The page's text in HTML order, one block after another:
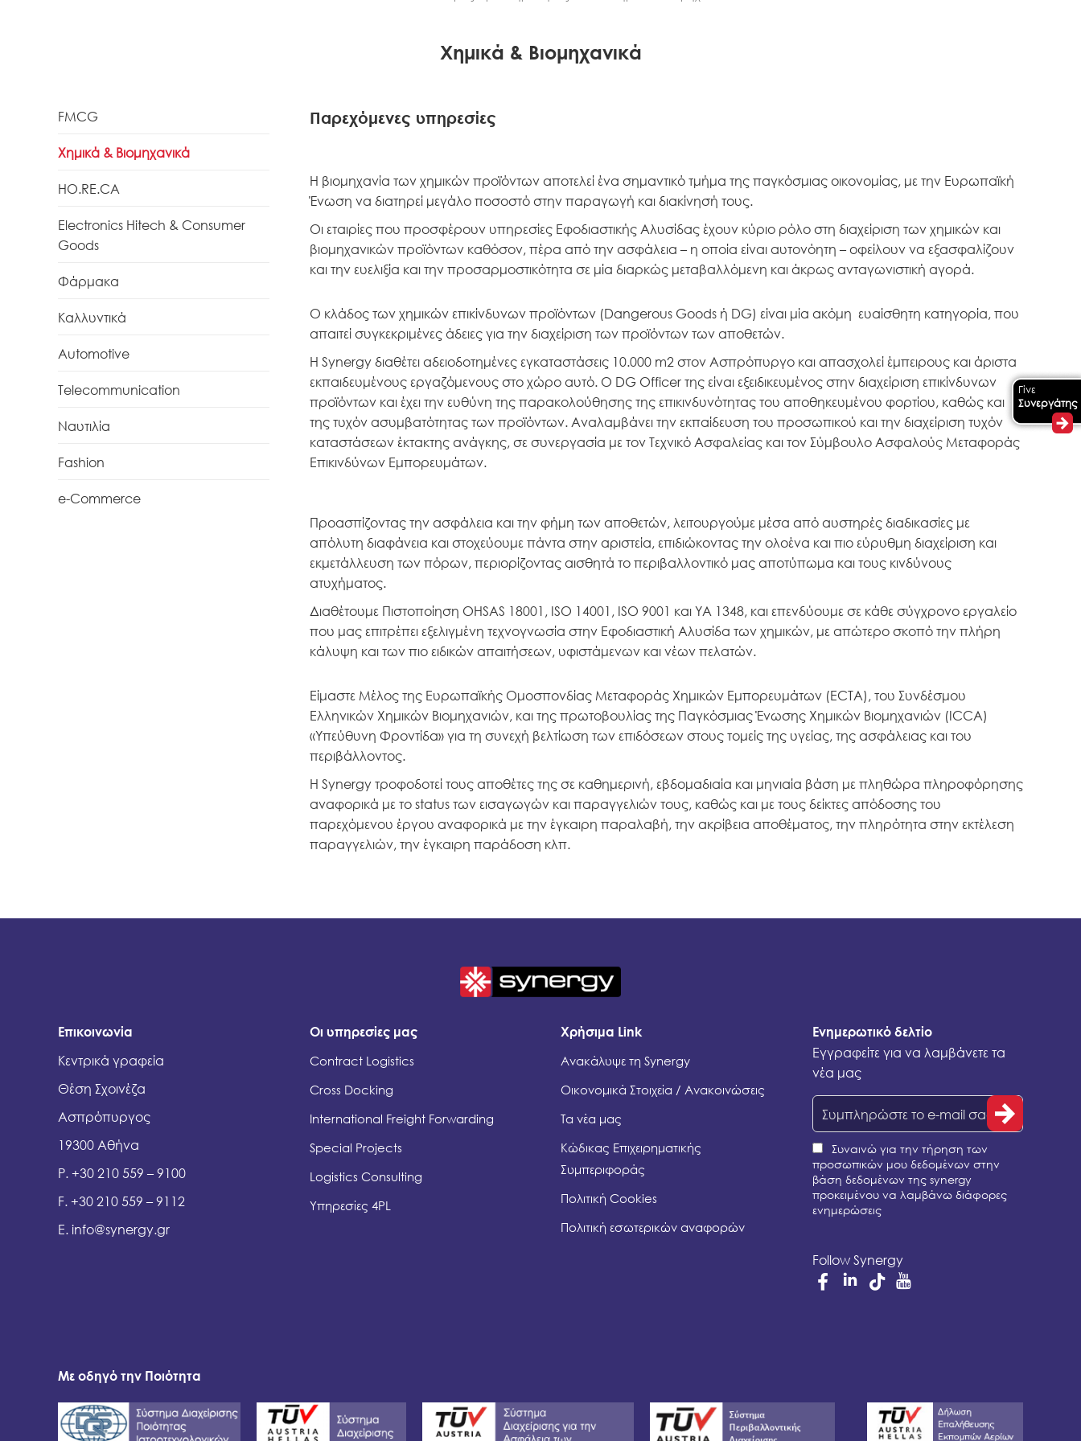
Χημικά & Βιομηχανικά
FMCG
Χημικά & Βιομηχανικά
HO.RE.CA
Electronics Hitech & Consumer
Goods
Φάρμακα
Καλλυντικά
Automotive
Telecommunication
Ναυτιλία
Fashion
e-Commerce
Παρεχόμενες υπηρεσίες
Η βιομηχανία των χημικών προϊόντων αποτελεί ένα σημαντικό τμήμα της παγκόσμιας οικονομίας, με την Ευρωπαϊκή
Ένωση να διατηρεί μεγάλο ποσοστό στην παραγωγή και διακίνησή τους.
Οι εταιρίες που προσφέρουν υπηρεσίες Εφοδιαστικής Αλυσίδας έχουν κύριο ρόλο στη διαχείριση των χημικών και
βιομηχανικών προϊόντων καθόσον, πέρα από την ασφάλεια – η οποία είναι αυτονόητη – οφείλουν να εξασφαλίζουν
και την ευελιξία και την προσαρμοστικότητα σε μία διαρκώς μεταβαλλόμενη και άκρως ανταγωνιστική αγορά.
Ο κλάδος των χημικών επικίνδυνων προϊόντων (Dangerous Goods ή DG) είναι μία ακόμη ευαίσθητη κατηγορία, που
απαιτεί συγκεκριμένες άδειες για την διαχείριση των προϊόντων των αποθετών.
Η Synergy διαθέτει αδειοδοτημένες εγκαταστάσεις 10.000 m2 στον Ασπρόπυργο και απασχολεί έμπειρους και άριστα
εκπαιδευμένους εργαζόμενους στο χώρο αυτό. Ο DG Officer της είναι εξειδικευμένος στην διαχείριση επικίνδυνων
προϊόντων και έχει την ευθύνη της παρακολούθησης της επικινδυνότητας του αποθηκευμένου φορτίου, καθώς και
της τυχόν ασυμβατότητας των προϊόντων. Αναλαμβάνει την εκπαίδευση του προσωπικού και την διαχείριση τυχόν
καταστάσεων έκτακτης ανάγκης, σε συνεργασία με τον Τεχνικό Ασφαλείας και τον Σύμβουλο Ασφαλούς Μεταφοράς
Επικινδύνων Εμπορευμάτων.
Προασπίζοντας την ασφάλεια και την φήμη των αποθετών, λειτουργούμε μέσα από αυστηρές διαδικασίες με
απόλυτη διαφάνεια και στοχεύουμε πάντα στην αριστεία, επιδιώκοντας την ολοένα και πιο εύρυθμη διαχείριση και
εκμετάλλευση των πόρων, περιορίζοντας αισθητά το περιβαλλοντικό μας αποτύπωμα και τους κινδύνους
ατυχήματος.
Διαθέτουμε Πιστοποίηση OHSAS 18001, ISO 14001, ISO 9001 και ΥΑ 1348, και επενδύουμε σε κάθε σύγχρονο εργαλείο
που μας επιτρέπει εξελιγμένη τεχνογνωσία στην Εφοδιαστική Αλυσίδα των χημικών, με απώτερο σκοπό την πλήρη
κάλυψη και των πιο ειδικών απαιτήσεων, υφιστάμενων και νέων πελατών.
Είμαστε Μέλος της Ευρωπαϊκής Ομοσπονδίας Μεταφοράς Χημικών Εμπορευμάτων (ECTA), του Συνδέσμου
Ελληνικών Χημικών Βιομηχανιών, και της πρωτοβουλίας της Παγκόσμιας Ένωσης Χημικών Βιομηχανιών (ICCA)
«Υπεύθυνη Φροντίδα» για τη συνεχή βελτίωση των επιδόσεων στους τομείς της υγείας, της ασφάλειας και του
περιβάλλοντος.
Η Synergy τροφοδοτεί τους αποθέτες της σε καθημερινή, εβδομαδιαία και μηνιαία βάση με πληθώρα πληροφόρησης
αναφορικά με το status των εισαγωγών και παραγγελιών τους, καθώς και με τους δείκτες απόδοσης του
παρεχόμενου έργου αναφορικά με την έγκαιρη παραλαβή, την ακρίβεια αποθέματος, την πληρότητα στην εκτέλεση
παραγγελιών, την έγκαιρη παράδοση κλπ.
Επικοινωνία
Κεντρικά γραφεία
Θέση Σχοινέζα
Ασπρόπυργος
19300 Αθήνα
P. +30 210 559 – 9100
F. +30 210 559 – 9112
E.info@synergy.gr
Οι υπηρεσίες μας
Contract Logistics
Cross Docking
International Freight Forwarding
Special Projects
Logistics Consulting
Υπηρεσίες 4PL
Χρήσιμα Link
Ανακάλυψε τη Synergy
Οικονομικά Στοιχεία / Ανακοινώσεις
Τα νέα μας
Κώδικας Επιχειρηματικής
Συμπεριφοράς
Πολιτική Cookies
Πολιτική εσωτερικών αναφορών
Ενημερωτικό δελτίο
Εγγραφείτε για να λαμβάνετε τα
νέα μας
Συναινώ για την τήρηση των
προσωπικών μου δεδομένων στην
βάση δεδομένων της synergy
προκειμένου να λαμβάνω διάφορες
ενημερώσεις
Follow Synergy
Linkedin
Με οδηγό την Ποιότητα
Γίνε
Συνεργάτης